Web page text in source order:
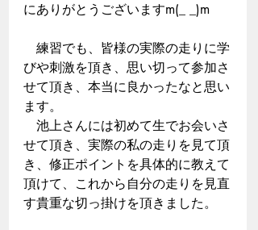
にありがとうございますm(_ _)m
練習でも、皆様の実際の走りに学
びや刺激を頂き、思い切って参加さ
せて頂き、本当に良かったなと思い
ます。
池上さんには初めて生でお会いさ
せて頂き、実際の私の走りを見て頂
き、修正ポイントを具体的に教えて
頂けて、これから自分の走りを見直
す貴重な切っ掛けを頂きました。